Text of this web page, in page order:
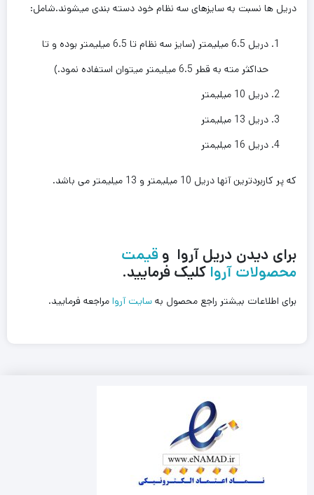
دریل ها نسبت به سایزهای سه نظام خود دسته بندی میشوند.شامل:
دریل 6.5 میلیمتر (سایز سه نظام تا 6.5 میلیمتر بوده و تا
حداکثر مته به قطر 6.5 میلیمتر میتوان استفاده نمود.)
دریل 10 میلیمتر
دریل 13 میلیمتر
دریل 16 میلیمتر
که پر کاربردترین آنها دریل 10 میلیمتر و 13 میلیمتر می باشد.
برای دیدن دریل آروا و قیمت
محصولات آروا کلیک فرمایید.
برای اطلاعات بیشتر راجع محصول به سایت آروا مراجعه فرمایید.